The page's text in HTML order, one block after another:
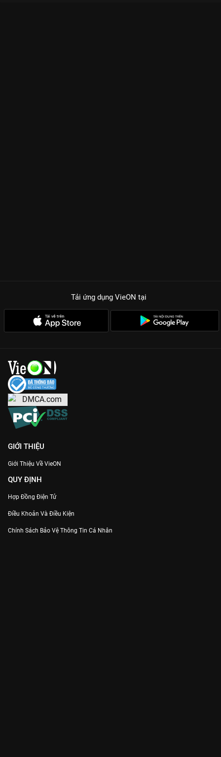
Tải ứng dụng VieON tại
GIỚI THIỆU
Giới Thiệu Về VieON
QUY ĐỊNH
Hợp Đồng Điện Tử
Điều Khoản Và Điều Kiện
Chính Sách Bảo Vệ Thông Tin Cá Nhân